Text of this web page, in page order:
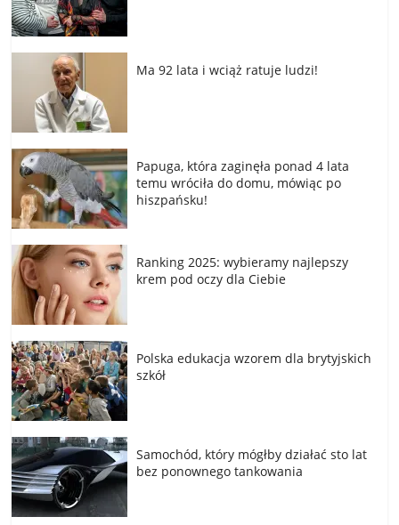
Ma 92 lata i wciąż ratuje ludzi!
Papuga, która zaginęła ponad 4 lata
temu wróciła do domu, mówiąc po
hiszpańsku!
Ranking 2025: wybieramy najlepszy
krem pod oczy dla Ciebie
Polska edukacja wzorem dla brytyjskich
szkół
Samochód, który mógłby działać sto lat
bez ponownego tankowania